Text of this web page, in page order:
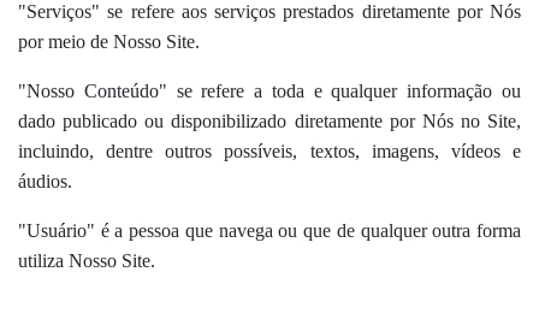
"Serviços" se refere aos serviços prestados diretamente por Nós
por meio de Nosso Site.
"Nosso Conteúdo" se refere a toda e qualquer informação ou
dado publicado ou disponibilizado diretamente por Nós no Site,
incluindo, dentre outros possíveis, textos, imagens, vídeos e
áudios.
"Usuário" é a pessoa que navega ou que de qualquer outra forma
utiliza Nosso Site.